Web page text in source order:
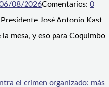
06/08/2026Comentarios: 0
José Antonio Kast
mesa, y eso para Coquimbo